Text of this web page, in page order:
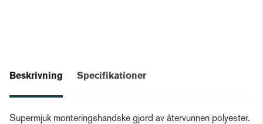
Beskrivning Specifikationer
Supermjuk monteringshandske gjord av återvunnen polyester.